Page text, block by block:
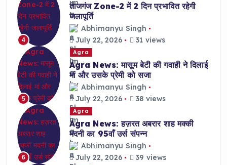
4
ताजगंज Zone-2 में 2 दिन प्रभावित रहेगी
जलापूर्ति
Abhimanyu Singh
July 22, 2026
31 views
5
Agra
Agra News: मासूम बेटी की गवाही ने दिलाई
मां और उसके प्रेमी को सजा
Abhimanyu Singh
July 22, 2026
38 views
6
Agra
Agra News: हज़रत अबरार शाह मक्की
मदनी का 95वाँ उर्स संपन्न
Abhimanyu Singh
July 22, 2026
39 views